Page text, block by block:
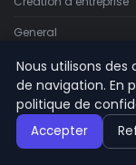
General
Gestion et finances
Innovation et
Juridique et fiscalité
Nous utilisons
de navigation. En
politique de
Accepter